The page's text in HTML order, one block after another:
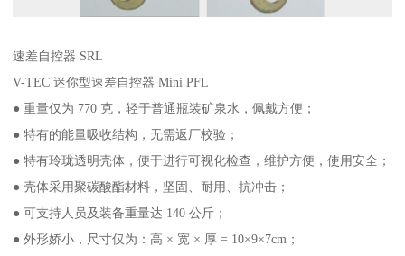
速差自控器 SRL
V-TEC 迷你型速差自控器 Mini PFL
● 重量仅为 770 克，轻于普通瓶装矿泉水，佩戴方便；
● 特有的能量吸收结构，无需返厂校验；
● 特有玲珑透明壳体，便于进行可视化检查，维护方便，使用安全；
● 壳体采用聚碳酸酯材料，坚固、耐用、抗冲击；
● 可支持人员及装备重量达 140 公斤；
● 外形娇小，尺寸仅为：高 × 宽 × 厚 = 10×9×7cm；